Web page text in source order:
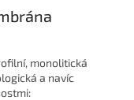
monolitická
a navíc